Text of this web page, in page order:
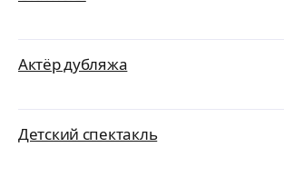
Актёр дубляжа
Детский спектакль